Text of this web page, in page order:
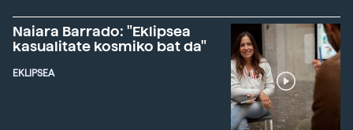
Naiara Barrado: "Eklipsea
kasualitate kosmiko bat da"
EKLIPSEA